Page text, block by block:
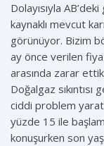
Dolayısıyla
kaynaklı mevcut
görünüyor. Bizim
ay önce verilen
arasında zarar
Doğalgaz
ciddi problem
yüzde 15 ile
konuşurken son